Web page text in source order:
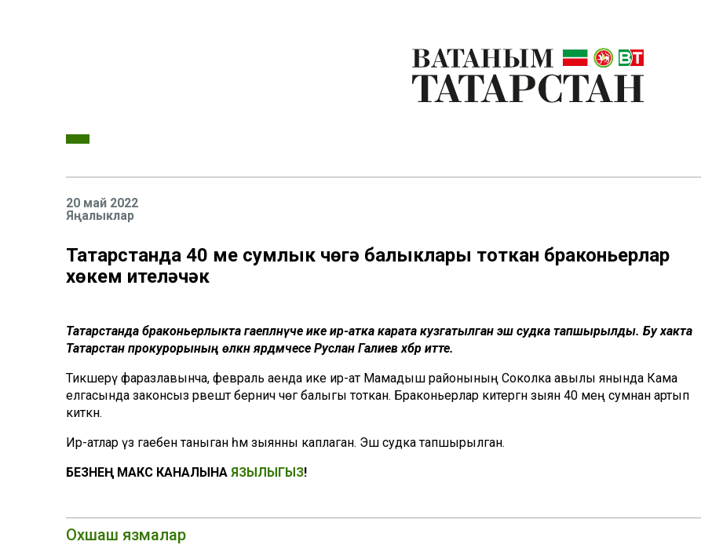
20 май 2022
Яңалыклар
Татарстанда 40 мең сумлык чөгә балыклары тоткан браконьерлар
хөкем ителәчәк
Татарстанда браконьерлыкта гаепләнүче ике ир-атка карата кузгатылган эш судка тапшырылды. Бу хакта
Татарстан прокурорының өлкән ярдәмчесе Руслан Галиев хәбәр итте.
Тикшерү фаразлавынча, февраль аенда ике ир-ат Мамадыш районының Соколка авылы янында Кама
елгасында законсыз рәвештә берничә чөгә балыгы тоткан. Браконьерлар китергән зыян 40 мең сумнан артып
киткән.
Ир-атлар үз гаебен таныган һәм зыянны каплаган. Эш судка тапшырылган.
БЕЗНЕҢ МАКС КАНАЛЫНА ЯЗЫЛЫГЫЗ!
Охшаш язмалар